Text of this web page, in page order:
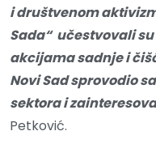
i društvenom
Sada“ učestvovali
akcijama sadnje i
Novi Sad sprovodio
sektora i
Petković.